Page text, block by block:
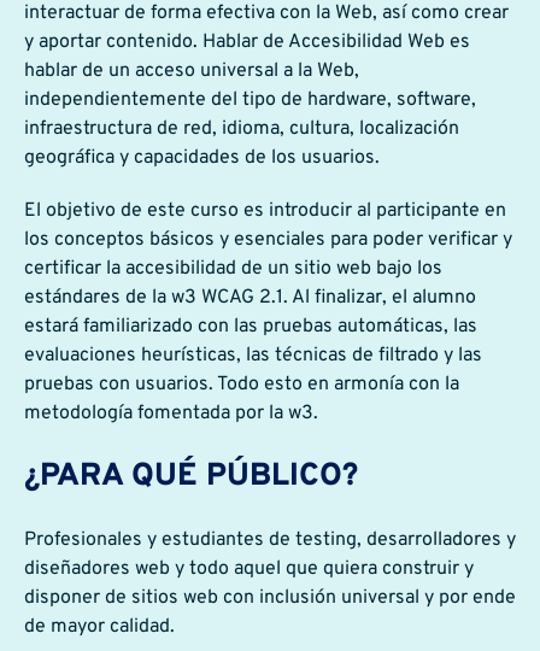
interactuar de forma efectiva con la Web, así como crear
y aportar contenido. Hablar de Accesibilidad Web es
hablar de un acceso universal a la Web,
independientemente del tipo de hardware, software,
infraestructura de red, idioma, cultura, localización
geográfica y capacidades de los usuarios.
El objetivo de este curso es introducir al participante en
los conceptos básicos y esenciales para poder verificar y
certificar la accesibilidad de un sitio web bajo los
estándares de la w3 WCAG 2.1. Al finalizar, el alumno
estará familiarizado con las pruebas automáticas, las
evaluaciones heurísticas, las técnicas de filtrado y las
pruebas con usuarios. Todo esto en armonía con la
metodología fomentada por la w3.
¿PARA QUÉ PÚBLICO?
Profesionales y estudiantes de testing, desarrolladores y
diseñadores web y todo aquel que quiera construir y
disponer de sitios web con inclusión universal y por ende
de mayor calidad.